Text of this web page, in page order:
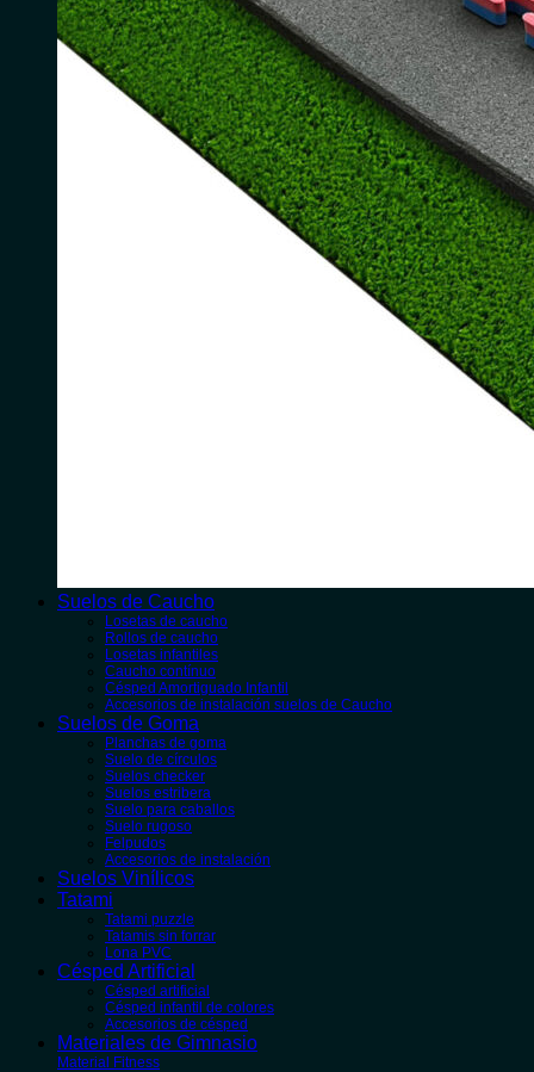
Suelos de Caucho
Losetas de caucho
Rollos de caucho
Losetas infantiles
Caucho contínuo
Césped Amortiguado Infantil
Accesorios de instalación suelos de Caucho
Suelos de Goma
Planchas de goma
Suelo de círculos
Suelos checker
Suelos estribera
Suelo para caballos
Suelo rugoso
Felpudos
Accesorios de instalación
Suelos Vinílicos
Tatami
Tatami puzzle
Tatamis sin forrar
Lona PVC
Césped Artificial
Césped artificial
Césped infantil de colores
Accesorios de césped
Materiales de Gimnasio
Material Fitness